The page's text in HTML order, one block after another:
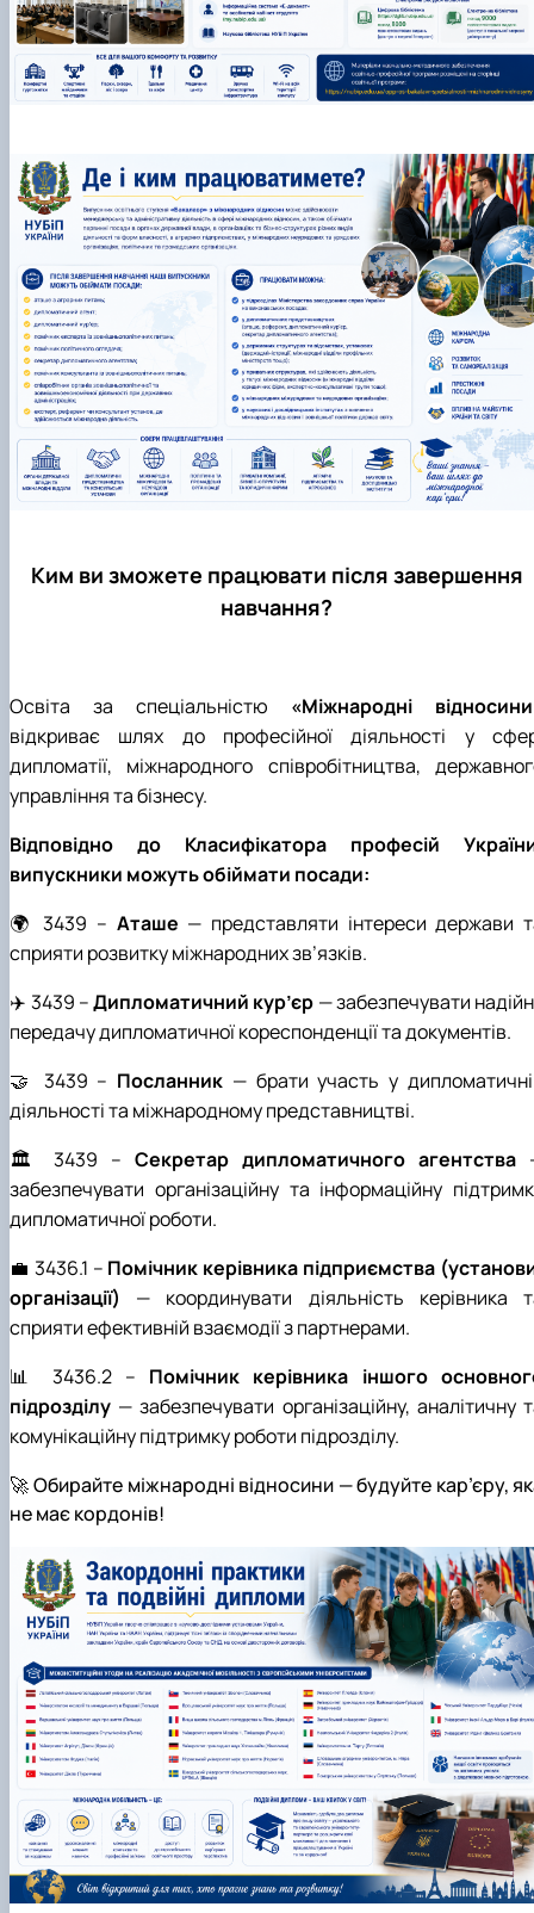
Ким ви зможете працювати після завершення
навчання?
Освіта за спеціальністю «Міжнародні
відкриває шлях до професійної діяльності у
дипломатії, міжнародного співробітництва,
управління та бізнесу.
Відповідно до Класифікатора професій
випускники можуть обіймати посади:
🌍 3439 – Аташе — представляти інтереси держави
сприяти розвитку міжнародних зв’язків.
✈️ 3439 –Дипломатичний кур’єр — забезпечувати
передачу дипломатичної кореспонденції та документів.
🤝 3439 – Посланник — брати участь у
діяльності та міжнародному представництві.
🏛️ 3439 – Секретар дипломатичного агентства
забезпечувати організаційну та інформаційну
дипломатичної роботи.
💼 3436.1 – Помічник керівника підприємства
організації) — координувати діяльність керівника
сприяти ефективній взаємодії з партнерами.
📊 3436.2 – Помічник керівника іншого
підрозділу — забезпечувати організаційну, аналітичну
комунікаційну підтримку роботи підрозділу.
🚀 Обирайте міжнародні відносини — будуйте кар’єру,
не має кордонів!